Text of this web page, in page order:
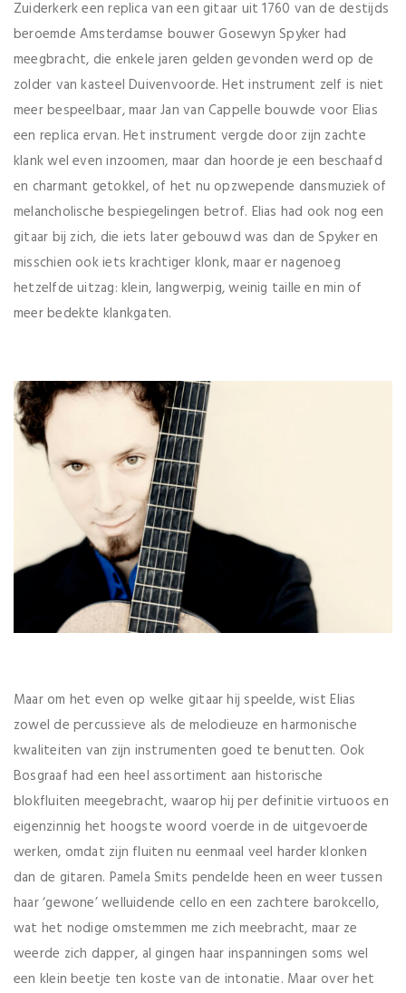
Zuiderkerk een replica van een gitaar uit 1760 van de destijds
beroemde Amsterdamse bouwer Gosewyn Spyker had
meegbracht, die enkele jaren gelden gevonden werd op de
zolder van kasteel Duivenvoorde. Het instrument zelf is niet
meer bespeelbaar, maar Jan van Cappelle bouwde voor Elias
een replica ervan. Het instrument vergde door zijn zachte
klank wel even inzoomen, maar dan hoorde je een beschaafd
en charmant getokkel, of het nu opzwepende dansmuziek of
melancholische bespiegelingen betrof. Elias had ook nog een
gitaar bij zich, die iets later gebouwd was dan de Spyker en
misschien ook iets krachtiger klonk, maar er nagenoeg
hetzelfde uitzag: klein, langwerpig, weinig taille en min of
meer bedekte klankgaten.
Maar om het even op welke gitaar hij speelde, wist Elias
zowel de percussieve als de melodieuze en harmonische
kwaliteiten van zijn instrumenten goed te benutten. Ook
Bosgraaf had een heel assortiment aan historische
blokfluiten meegebracht, waarop hij per definitie virtuoos en
eigenzinnig het hoogste woord voerde in de uitgevoerde
werken, omdat zijn fluiten nu eenmaal veel harder klonken
dan de gitaren. Pamela Smits pendelde heen en weer tussen
haar ‘gewone’ welluidende cello en een zachtere barokcello,
wat het nodige omstemmen me zich meebracht, maar ze
weerde zich dapper, al gingen haar inspanningen soms wel
een klein beetje ten koste van de intonatie. Maar over het